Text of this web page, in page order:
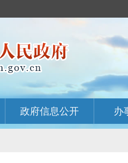
政府信息公开 办